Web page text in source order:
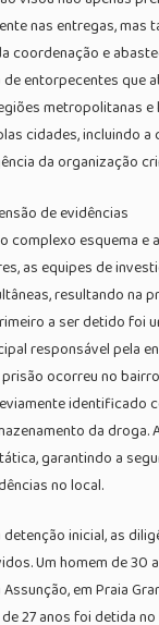
nas entregas, mas
coordenação e
entorpecentes que
metropolitanas e
cidades, incluindo a
da organização
de evidências
complexo esquema e
as equipes de
resultando na
a ser detido foi
responsável pela
ocorreu no
identificado
da droga.
garantindo a
no local.
inicial, as
Um homem de 30
em Praia
27 anos foi detida